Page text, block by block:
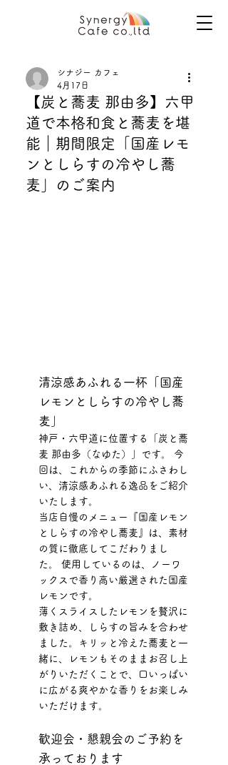
【炭と蕎麦 那由多】六甲
道で本格和食と蕎麦を堪
能｜期間限定「国産レモ
ンとしらすの冷やし蕎
麦」のご案内
シナジー カフェ
4月17日
清涼感あふれる一杯「国産
レモンとしらすの冷やし蕎
麦」
神戸・六甲道に位置する「炭と蕎
麦 那由多（なゆた）」です。 今
回は、これからの季節にふさわし
い、清涼感あふれる逸品をご紹介
いたします。
当店自慢のメニュー『国産レモン
としらすの冷やし蕎麦』は、素材
の質に徹底してこだわりまし
た。 使用しているのは、ノーワ
ックスで香り高い厳選された国産
レモンです。
薄くスライスしたレモンを贅沢に
敷き詰め、しらすの旨みを合わせ
ました。キリッと冷えた蕎麦と一
緒に、レモンもそのままお召し上
がりいただくことで、口いっぱい
に広がる爽やかな香りをお楽しみ
いただけます。
歓迎会・懇親会のご予約を
承っております